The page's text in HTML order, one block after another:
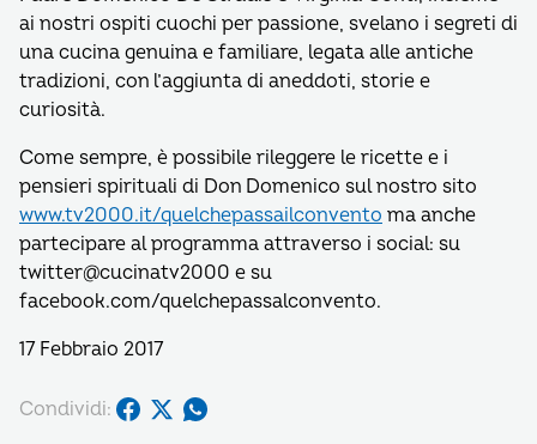
ai nostri ospiti cuochi per passione, svelano i segreti di
una cucina genuina e familiare, legata alle antiche
tradizioni, con l’aggiunta di aneddoti, storie e
curiosità.
Come sempre, è possibile rileggere le ricette e i
pensieri spirituali di Don Domenico sul nostro sito
www.tv2000.it/quelchepassailconvento ma anche
partecipare al programma attraverso i social: su
twitter@cucinatv2000 e su
facebook.com/quelchepassalconvento.
17 Febbraio 2017
Condividi: